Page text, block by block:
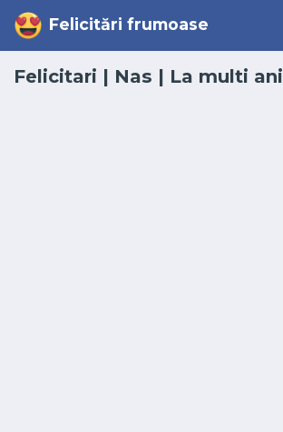
Felicitări frumoase
Felicitari | Nas | La multi ani